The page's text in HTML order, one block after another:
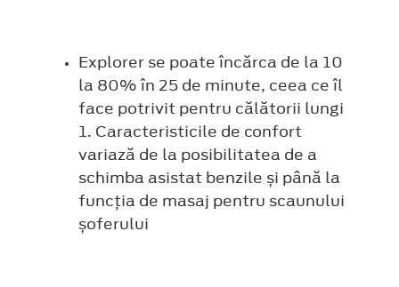
Explorer se poate încărca de la 10
la 80% în 25 de minute, ceea ce îl
face potrivit pentru călătorii lungi
1. Caracteristicile de confort
variază de la posibilitatea de a
schimba asistat benzile și până la
funcția de masaj pentru scaunului
șoferului